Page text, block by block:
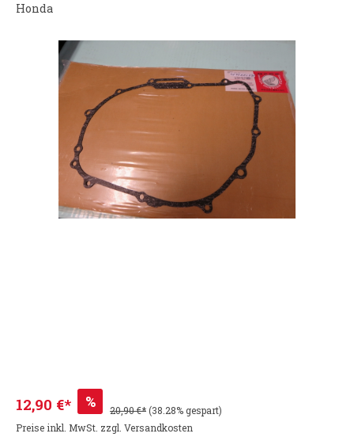
Honda
12,90 €* % 20,90 €*(38.28% gespart)
Preise inkl. MwSt. zzgl. Versandkosten